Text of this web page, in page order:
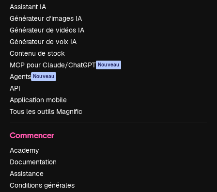
Assistant IA
Générateur d’images IA
Générateur de vidéos IA
Générateur de voix IA
Contenu de stock
MCP pour Claude/ChatGPT Nouveau
Agents Nouveau
API
Application mobile
Tous les outils Magnific
Commencer
Academy
Documentation
Assistance
Conditions générales